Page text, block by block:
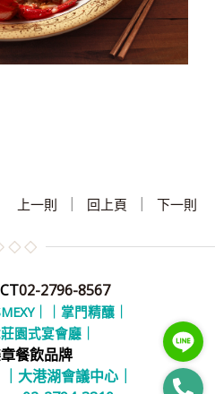
上一則 | 回上頁 | 下一則
02-2796-8567
｜
｜掌門精釀｜
園式宴會廳｜
餐飲品牌
｜大港湖會議中心｜